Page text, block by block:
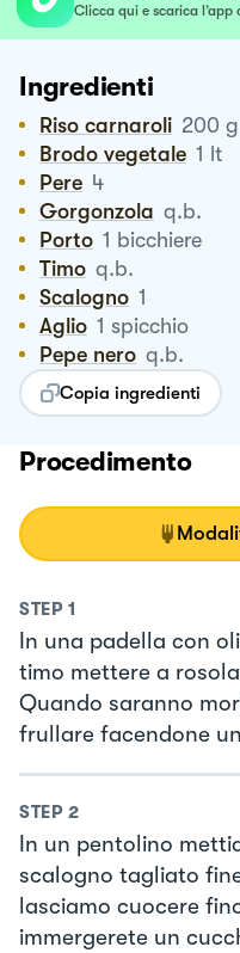
Clicca qui e scarica l’app
Ingredienti
Riso carnaroli 200 g
Brodo vegetale 1 lt
Pere 4
Gorgonzola q.b.
Porto 1 bicchiere
Timo q.b.
Scalogno 1
Aglio 1 spicchio
Pepe nero q.b.
Copia ingredienti
Procedimento
STEP 1
In una padella con
timo mettere a
Quando saranno
frullare facendone
STEP 2
In un pentolino
scalogno tagliato
lasciamo cuocere
immergerete un